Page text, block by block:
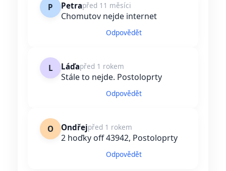
P Petrapřed 11 měsíci
Chomutov nejde internet
Odpovědět
L Láďapřed 1 rokem
Stále to nejde. Postoloprty
Odpovědět
O Ondřejpřed 1 rokem
2 hoďky off 43942, Postoloprty
Odpovědět